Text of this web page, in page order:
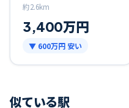
約2.6km
3,400万円
▼ 600万円 安い
似ている駅